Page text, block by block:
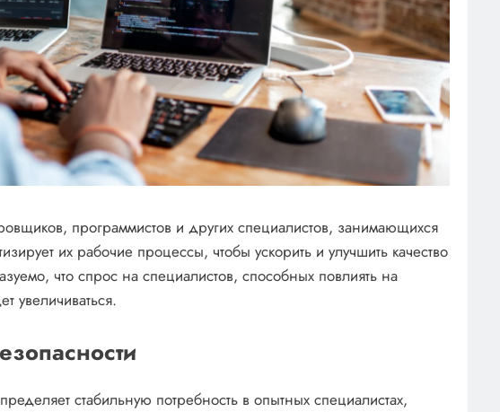
программистов и других специалистов, занимающихся
их рабочие процессы, чтобы ускорить и улучшить качество
что спрос на специалистов, способных повлиять на
увеличиваться.
стабильную потребность в опытных специалистах,